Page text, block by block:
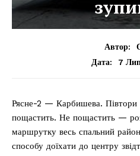
Автор:
Дата:
7
Рясне-2 — Карбишева. Півтори
пощастить. Не пощастить —
маршрутку весь спальний
способу доїхати до центру